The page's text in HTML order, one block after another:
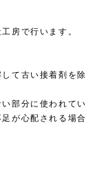
房で行います。
て古い接着剤を除
部分に使われてい
が心配される場合